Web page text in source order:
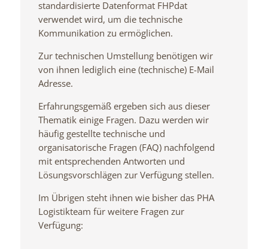
standardisierte Datenformat FHPdat
verwendet wird, um die technische
Kommunikation zu ermöglichen.
Zur technischen Umstellung benötigen wir
von ihnen lediglich eine (technische) E-Mail
Adresse.
Erfahrungsgemäß ergeben sich aus dieser
Thematik einige Fragen. Dazu werden wir
häufig gestellte technische und
organisatorische Fragen (FAQ) nachfolgend
mit entsprechenden Antworten und
Lösungsvorschlägen zur Verfügung stellen.
Im Übrigen steht ihnen wie bisher das PHA
Logistikteam für weitere Fragen zur
Verfügung: